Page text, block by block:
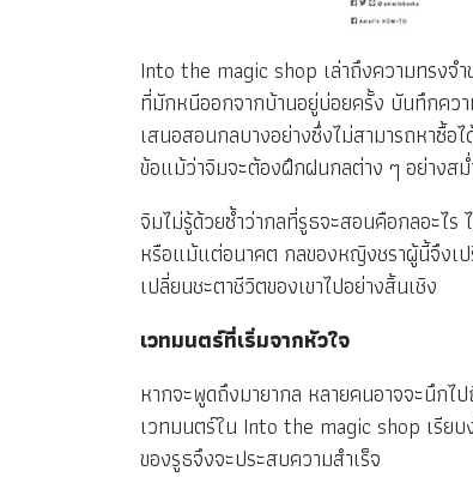
Into the magic shop เล่าถึงความทรงจ
ที่มักหนีออกจากบ้านอยู่บ่อยครั้ง บันทึกคว
เสนอสอนกลบางอย่างซึ่งไม่สามารถหาซื้อ
ข้อแม้ว่าจิมจะต้องฝึกฝนกลต่าง ๆ อย่างส
จิมไม่รู้ด้วยซ้ำว่ากลที่รูธจะสอนคือกลอะไ
หรือแม้แต่อนาคต กลของหญิงชราผู้นี้จึงเป
เปลี่ยนชะตาชีวิตของเขาไปอย่างสิ้นเชิง
เวทมนตร์ที่เริ่มจากหัวใจ
หากจะพูดถึงมายากล หลายคนอาจจะนึก
เวทมนตร์ใน Into the magic shop เรีย
ของรูธจึงจะประสบความสำเร็จ